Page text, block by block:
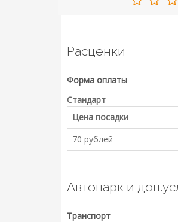
Расценки
Форма оплаты
Стандарт
Цена посадки
70 рублей
Автопарк и
Транспорт